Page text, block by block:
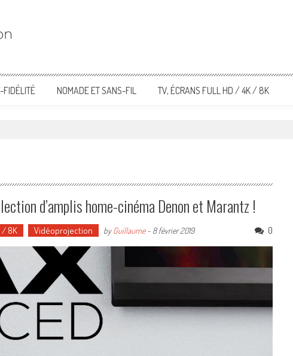
FIDÉLITÉ NOMADE ET SANS-FIL TV, ÉCRANS FULL HD / 4K / 8K
d’amplis home-cinéma Denon et Marantz !
/ 8K Vidéoprojection byGuillaume- 8 février 2019 0